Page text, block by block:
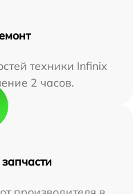
техники Infinix
2 часов.